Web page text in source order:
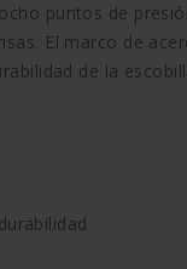
puntos de
El marco de
de la